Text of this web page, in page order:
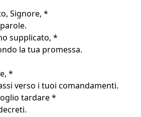
Signore, *
supplicato, *
la tua promessa.
*
verso i tuoi comandamenti.
tardare *